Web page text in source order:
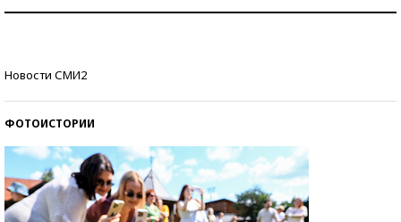
Новости СМИ2
ФОТОИСТОРИИ